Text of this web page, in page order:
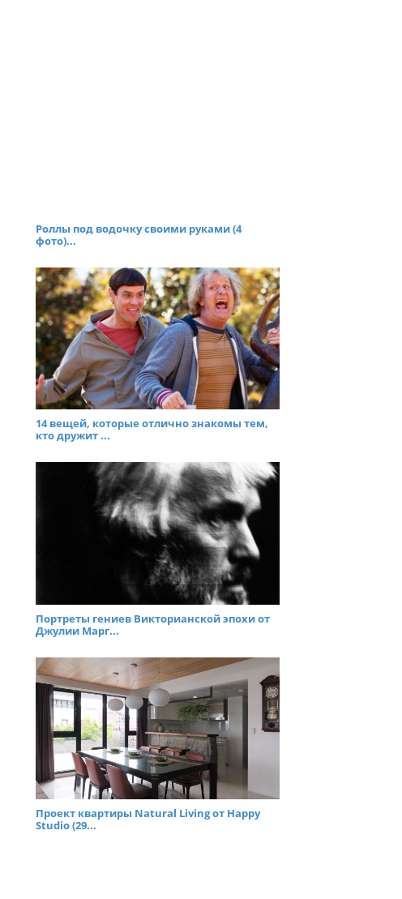
Роллы под водочку своими руками (4
фото)...
14 вещей, которые отлично знакомы тем,
кто дружит ...
Портреты гениев Викторианской эпохи от
Джулии Марг...
Проект квартиры Natural Living от Happy
Studio (29...